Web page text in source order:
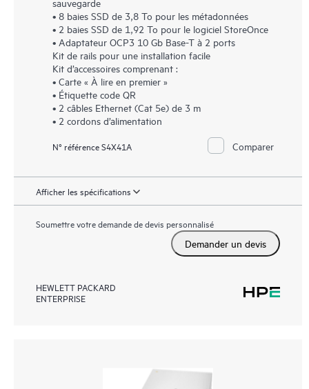
• 8 baies SSD de 3,8 To pour les métadonnées
• 2 baies SSD de 1,92 To pour le logiciel StoreOnce
• Adaptateur OCP3 10 Gb Base-T à 2 ports
Kit de rails pour une installation facile
Kit d’accessoires comprenant :
• Carte « À lire en premier »
• Étiquette code QR
• 2 câbles Ethernet (Cat 5e) de 3 m
• 2 cordons d’alimentation
N° référence S4X41A Comparer
Afficher les spécifications
Soumettre votre demande de devis personnalisé
Demander un devis
HEWLETT PACKARD
ENTERPRISE